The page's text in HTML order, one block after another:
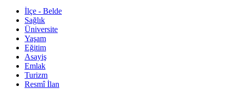
İlçe - Belde
Sağlık
Üniversite
Yaşam
Eğitim
Asayiş
Emlak
Turizm
Resmî İlan